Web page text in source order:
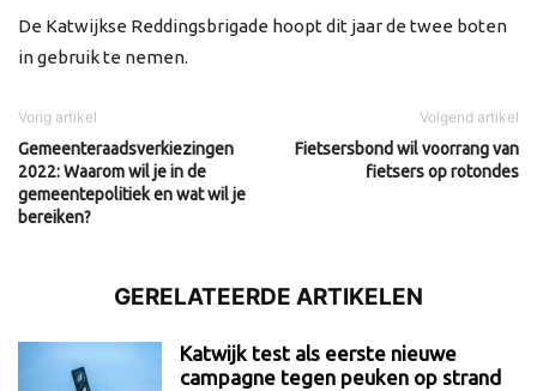
De Katwijkse Reddingsbrigade hoopt dit jaar de twee boten
in gebruik te nemen.
Vorig artikel
Gemeenteraadsverkiezingen
2022: Waarom wil je in de
gemeentepolitiek en wat wil je
bereiken?
Volgend artikel
Fietsersbond wil voorrang van
fietsers op rotondes
GERELATEERDE ARTIKELEN
Katwijk test als eerste nieuwe
campagne tegen peuken op strand